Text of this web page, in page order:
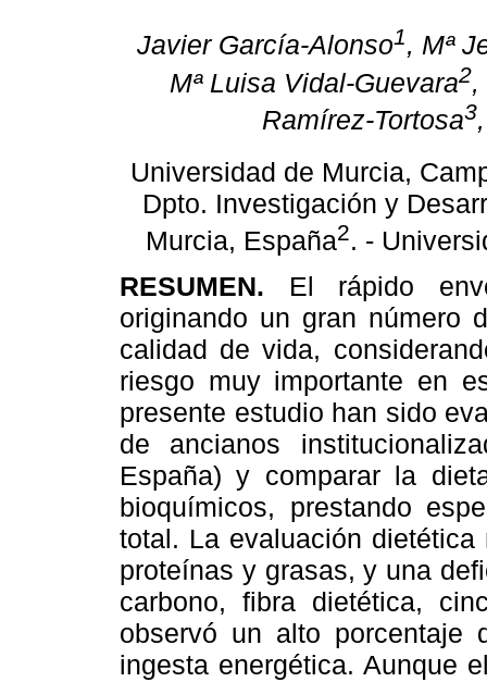
Javier García-Alonso1, Mª
Mª Luisa Vidal-Guevara2,
Ramírez-Tortosa3
Universidad de Murcia,
Dpto. Investigación y
Murcia, España2. -
RESUMEN. El rápido
originando un gran número
calidad de vida,
riesgo muy importante en
presente estudio han sido
de ancianos
España) y comparar la
bioquímicos, prestando
total. La evaluación
proteínas y grasas, y una
carbono, fibra dietética,
observó un alto porcentaje
ingesta energética. Aunque